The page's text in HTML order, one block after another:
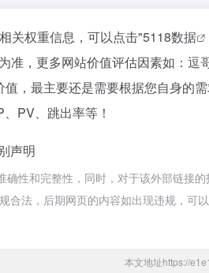
关权重信息，可以点击"5118数据
，更多网站价值评估因素如：逗
，最主要还是需要根据您自身的
PV、跳出率等！
声明
性和完整性，同时，对于该外部链接
法，后期网页的内容如出现违规，可
本文地址https://